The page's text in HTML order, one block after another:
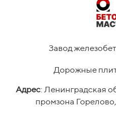
Завод
Дорожные
Адрес: Ленинградская
промзона